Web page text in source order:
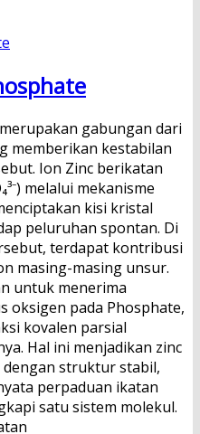
gabungan dari
memberikan kestabilan
Ion Zinc berikatan
melalui mekanisme
kisi kristal
peluruhan spontan. Di
terdapat kontribusi
masing-masing unsur.
untuk menerima
oksigen pada Phosphate,
kovalen parsial
Hal ini menjadikan zinc
dengan struktur stabil,
perpaduan ikatan
satu sistem molekul.